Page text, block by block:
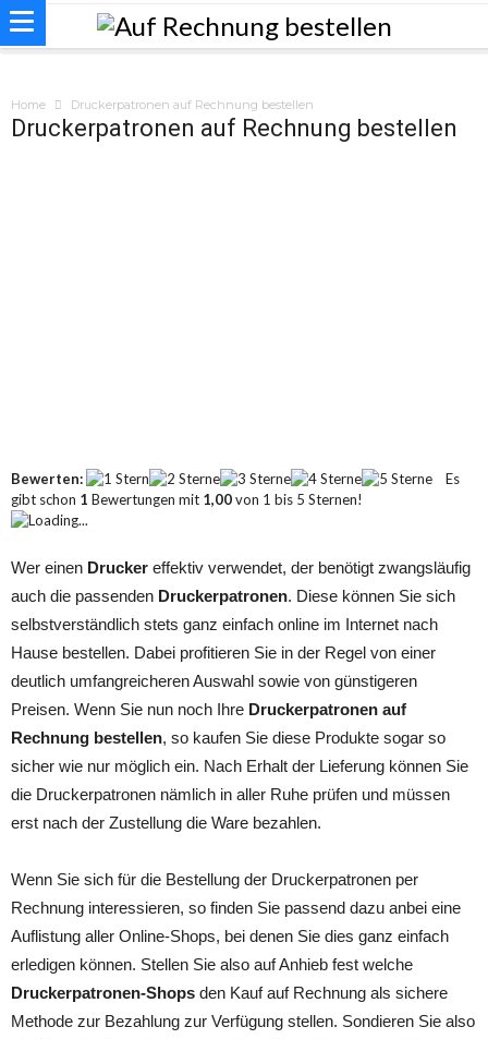
Home Druckerpatronen auf Rechnung bestellen
Druckerpatronen auf Rechnung bestellen
Bewerten:
Es
gibt schon 1 Bewertungen mit 1,00von 1 bis 5 Sternen!
Loading...
Wer einen Drucker effektiv verwendet, der benötigt zwangsläufig
auch die passenden Druckerpatronen. Diese können Sie sich
selbstverständlich stets ganz einfach online im Internet nach
Hause bestellen. Dabei profitieren Sie in der Regel von einer
deutlich umfangreicheren Auswahl sowie von günstigeren
Preisen. Wenn Sie nun noch Ihre Druckerpatronen auf
Rechnung bestellen, so kaufen Sie diese Produkte sogar so
sicher wie nur möglich ein. Nach Erhalt der Lieferung können Sie
die Druckerpatronen nämlich in aller Ruhe prüfen und müssen
erst nach der Zustellung die Ware bezahlen.
Wenn Sie sich für die Bestellung der Druckerpatronen per
Rechnung interessieren, so finden Sie passend dazu anbei eine
Auflistung aller Online-Shops, bei denen Sie dies ganz einfach
erledigen können. Stellen Sie also auf Anhieb fest welche
Druckerpatronen-Shops den Kauf auf Rechnung als sichere
Methode zur Bezahlung zur Verfügung stellen. Sondieren Sie also